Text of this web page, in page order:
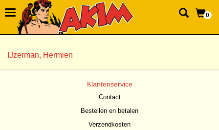
0
IJzerman, Hermien
Klantenservice
Contact
Bestellen en betalen
Verzendkosten